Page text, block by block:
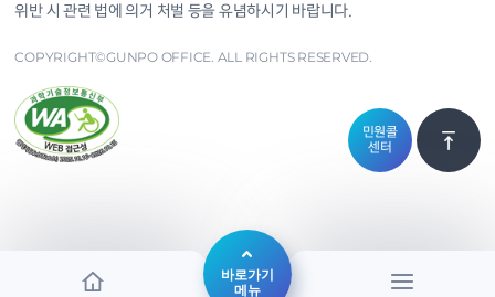
바로가기
메뉴
위반 시 관련 법에 의거 처벌 등을 유념하시기 바랍니다.
COPYRIGHT©GUNPO OFFICE. ALL RIGHTS RESERVED.
민원콜
센터